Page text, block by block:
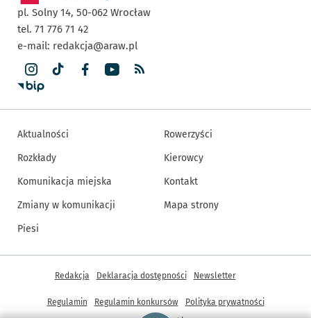
pl. Solny 14, 50-062 Wrocław
tel. 71 776 71 42
e-mail: redakcja@araw.pl
Aktualności
Rozkłady
Komunikacja miejska
Zmiany w komunikacji
Piesi
Rowerzyści
Kierowcy
Kontakt
Mapa strony
Inne informacje
Redakcja Deklaracja dostępności Newsletter
Regulamin Regulamin konkursów
Polityka prywatności